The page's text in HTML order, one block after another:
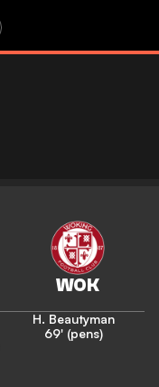
H. Beautyman
69' (pens)